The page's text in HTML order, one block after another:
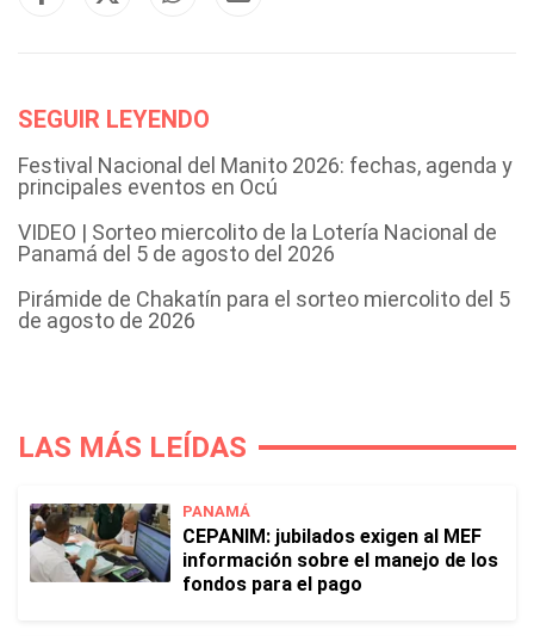
SEGUIR LEYENDO
Festival Nacional del Manito 2026: fechas, agenda y
principales eventos en Ocú
VIDEO | Sorteo miercolito de la Lotería Nacional de
Panamá del 5 de agosto del 2026
Pirámide de Chakatín para el sorteo miercolito del 5
de agosto de 2026
LAS MÁS LEÍDAS
PANAMÁ
CEPANIM: jubilados exigen al MEF
información sobre el manejo de los
fondos para el pago